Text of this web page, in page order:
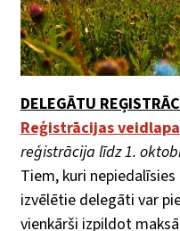
DELEGĀTU
Reģistrācijas veidlapa
reģistrācija līdz 1.
Tiem, kuri
izvēlētie delegāti var
vienkārši izpildot